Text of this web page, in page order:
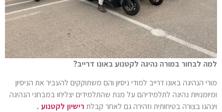
למה לבחור במורה נהיגה לקטנוע באונו דרייב?
מורי הנהיגה באונו דרייב למודי ניסיון והם משתוקקים להעביר את הניסיון
ומיומנויות נהיגה לתלמידיהם על מנת שהתלמידים יצליחו במבחני הנהיגה
וינהגו בצורה בטיחותית וזהירה גם לאחר קבלת רישיון לקטנוע .